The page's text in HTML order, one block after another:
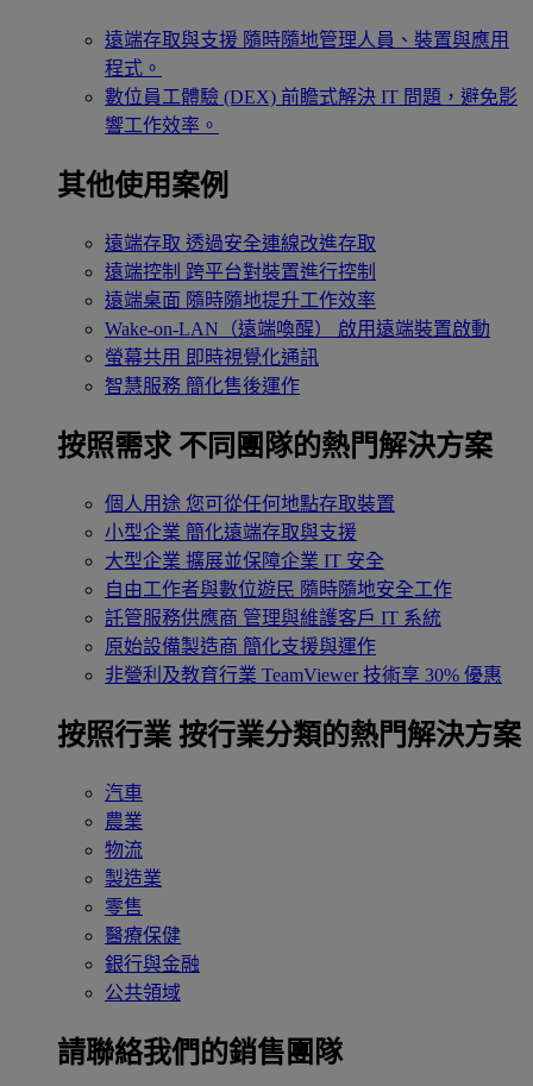
遠端存取與支援 隨時隨地管理人員、裝置與應用
程式。
數位員工體驗 (DEX) 前瞻式解決 IT 問題，避免影
響工作效率。
其他使用案例
遠端存取 透過安全連線改進存取
遠端控制 跨平台對裝置進行控制
遠端桌面 隨時隨地提升工作效率
Wake-on-LAN（遠端喚醒）
啟用遠端裝置啟動
螢幕共用 即時視覺化通訊
智慧服務 簡化售後運作
按照需求 不同團隊的熱門解決方案
個人用途 您可從任何地點存取裝置
小型企業 簡化遠端存取與支援
大型企業 擴展並保障企業 IT 安全
自由工作者與數位遊民 隨時隨地安全工作
託管服務供應商 管理與維護客戶 IT 系統
原始設備製造商 簡化支援與運作
非營利及教育行業 TeamViewer 技術享 30% 優惠
按照行業 按行業分類的熱門解決方案
汽車
農業
物流
製造業
零售
醫療保健
銀行與金融
公共領域
請聯絡我們的銷售團隊